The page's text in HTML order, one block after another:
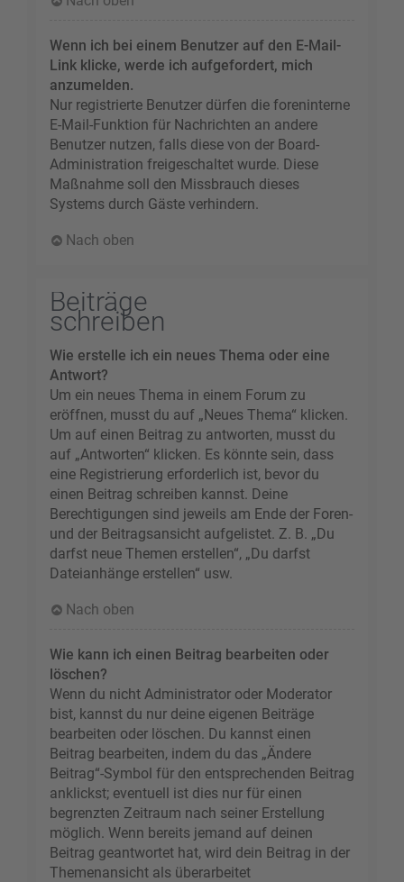
Wenn ich bei einem Benutzer auf den E-Mail-
Link klicke, werde ich aufgefordert, mich
anzumelden.
Nur registrierte Benutzer dürfen die foreninterne
E-Mail-Funktion für Nachrichten an andere
Benutzer nutzen, falls diese von der Board-
Administration freigeschaltet wurde. Diese
Maßnahme soll den Missbrauch dieses
Systems durch Gäste verhindern.
Nach oben
Beiträge
schreiben
Wie erstelle ich ein neues Thema oder eine
Antwort?
Um ein neues Thema in einem Forum zu
eröffnen, musst du auf „Neues Thema“ klicken.
Um auf einen Beitrag zu antworten, musst du
auf „Antworten“ klicken. Es könnte sein, dass
eine Registrierung erforderlich ist, bevor du
einen Beitrag schreiben kannst. Deine
Berechtigungen sind jeweils am Ende der Foren-
und der Beitragsansicht aufgelistet. Z. B. „Du
darfst neue Themen erstellen“, „Du darfst
Dateianhänge erstellen“ usw.
Nach oben
Wie kann ich einen Beitrag bearbeiten oder
löschen?
Wenn du nicht Administrator oder Moderator
bist, kannst du nur deine eigenen Beiträge
bearbeiten oder löschen. Du kannst einen
Beitrag bearbeiten, indem du das „Ändere
Beitrag“-Symbol für den entsprechenden Beitrag
anklickst; eventuell ist dies nur für einen
begrenzten Zeitraum nach seiner Erstellung
möglich. Wenn bereits jemand auf deinen
Beitrag geantwortet hat, wird dein Beitrag in der
Themenansicht als überarbeitet